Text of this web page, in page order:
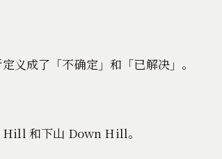
义成了「不确定」和「已解决」。
Hill 和下山 Down Hill。